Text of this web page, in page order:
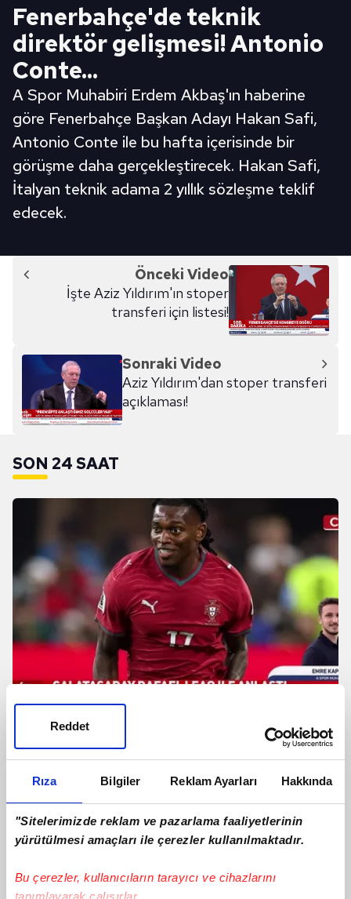
Rıza Bilgiler Reklam Ayarları Hakkında
"Sitelerimizde reklam ve pazarlama faaliyetlerinin
yürütülmesi amaçları ile çerezler kullanılmaktadır.
Bu çerezler, kullanıcıların tarayıcı ve cihazlarını
Reddet
Fenerbahçe'de teknik
direktör gelişmesi! Antonio
Conte...
A Spor Muhabiri Erdem Akbaş'ın haberine
göre Fenerbahçe Başkan Adayı Hakan Safi,
Antonio Conte ile bu hafta içerisinde bir
görüşme daha gerçekleştirecek. Hakan Safi,
İtalyan teknik adama 2 yıllık sözleşme teklif
edecek.
Önceki Video
İşte Aziz Yıldırım'ın stoper
transferi için listesi!
Sonraki Video
Aziz Yıldırım'dan stoper transferi
açıklaması!
SON 24 SAAT
Galatasaray Rafael Leao ile anlaştı!
İşte Portekizli yıldızın maaşı